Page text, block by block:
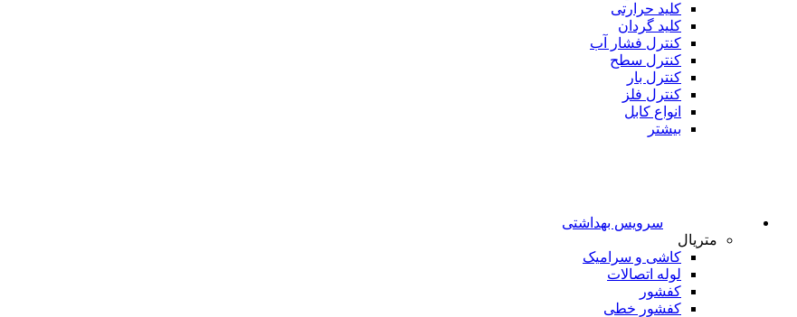
کلید حرارتی
کلید گردان
کنترل فشار آب
کنترل سطح
کنترل بار
کنترل فلز
انواع کابل
بیشتر
سرویس بهداشتی
متریال
کاشی و سرامیک
لوله اتصالات
کفشور
کفشور خطی